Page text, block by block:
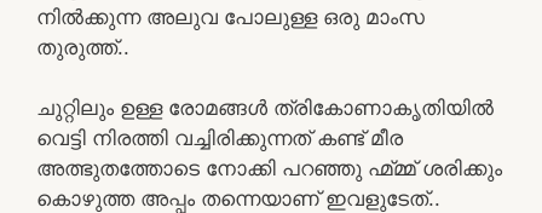
നിൽക്കുന്ന അലുവ പോലുള്ള ഒരു മാംസ
തുരുത്ത്..
ചുറ്റിലും ഉള്ള രോമങ്ങൾ ത്രികോണാകൃതിയിൽ
വെട്ടി നിരത്തി വച്ചിരിക്കുന്നത് കണ്ട് മീര
അത്ഭുതത്തോടെ നോക്കി പറഞ്ഞു ഹ്മ്മ്മ് ശരിക്കും
കൊഴുത്ത അപ്പം തന്നെയാണ് ഇവളുടേത്..